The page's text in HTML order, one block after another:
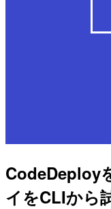
CodeDeploy
イをCLIから